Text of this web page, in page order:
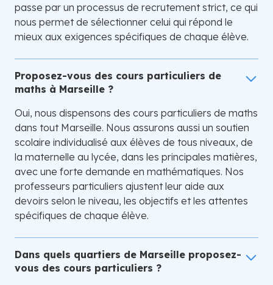
passe par un processus de recrutement strict, ce qui
nous permet de sélectionner celui qui répond le
mieux aux exigences spécifiques de chaque élève.
Proposez-vous des cours particuliers de
maths à Marseille ?
Oui, nous dispensons des cours particuliers de maths
dans tout Marseille. Nous assurons aussi un soutien
scolaire individualisé aux élèves de tous niveaux, de
la maternelle au lycée, dans les principales matières,
avec une forte demande en mathématiques. Nos
professeurs particuliers ajustent leur aide aux
devoirs selon le niveau, les objectifs et les attentes
spécifiques de chaque élève.
Dans quels quartiers de Marseille proposez-
vous des cours particuliers ?